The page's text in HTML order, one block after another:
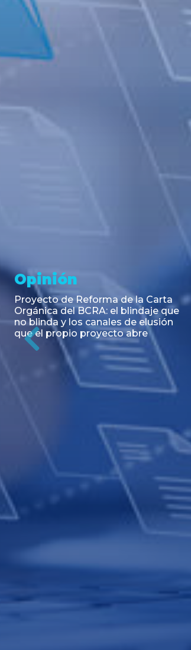
Noticia
RESOLUCIÓN 271/2026 de la
SECRETARIA DE COORDINACIÓN
DE PRODUCCIÓN: Actualización y
unificación de las advertencias
obligatorias en la publicidad de
juegos y apuestas en...
Previous